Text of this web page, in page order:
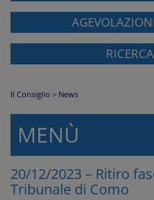
Il Consiglio > News
MENÙ
20/12/2023 – Ritiro
Tribunale di Como